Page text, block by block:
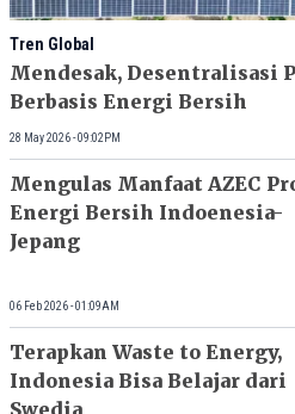
Tren Global
Mendesak, Desentralisasi
Berbasis Energi Bersih
28 May 2026 - 09:02PM
Mengulas Manfaat AZEC
Energi Bersih Indoenesia-
Jepang
06 Feb 2026 - 01:09AM
Terapkan Waste to Energy,
Indonesia Bisa Belajar dari